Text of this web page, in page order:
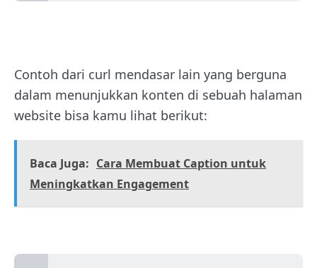
Contoh dari curl mendasar lain yang berguna
dalam menunjukkan konten di sebuah halaman
website bisa kamu lihat berikut:
Baca Juga: Cara Membuat Caption untuk
Meningkatkan Engagement